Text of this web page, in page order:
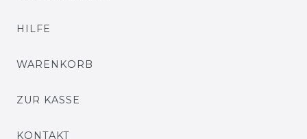
HILFE
WARENKORB
ZUR KASSE
KONTAKT